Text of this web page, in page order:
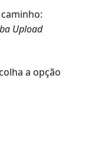
Upload
a opção